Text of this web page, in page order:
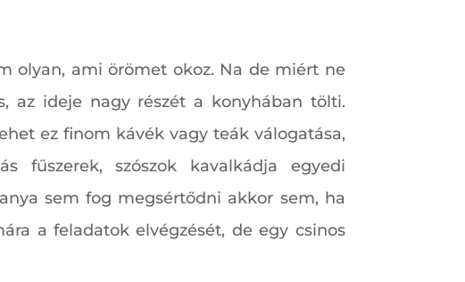
olyan, ami örömet okoz. Na de miért ne
az ideje nagy részét a konyhában tölti.
ez finom kávék vagy teák válogatása,
fűszerek, szószok kavalkádja egyedi
sem fog megsértődni akkor sem, ha
a feladatok elvégzését, de egy csinos